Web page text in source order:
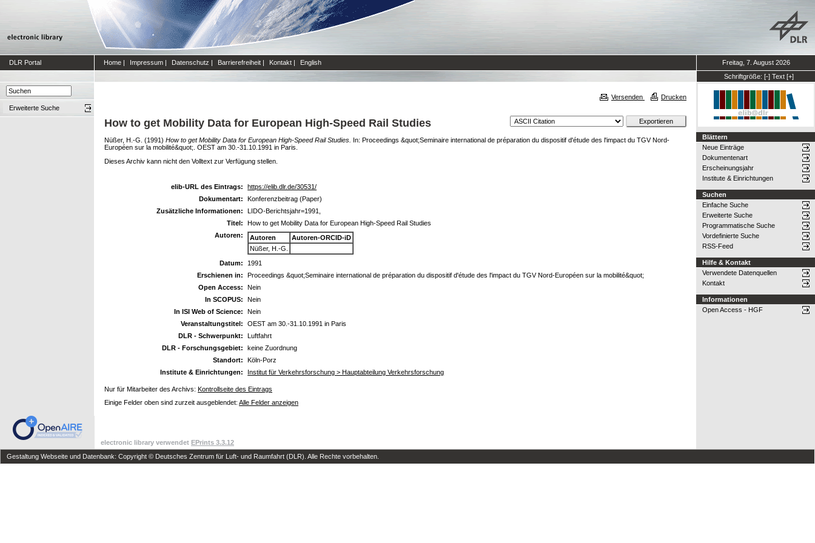
DLR Portal Home | Impressum | Datenschutz | Barrierefreiheit | Kontakt | English
Freitag, 7. August 2026
Schriftgröße: [-] Text [+]
Erweiterte Suche
Versenden Drucken
How to get Mobility Data for European High-Speed Rail Studies
Nüßer, H.-G. (1991) How to get Mobility Data for European High-Speed Rail Studies. In: Proceedings &quot;Seminaire international de préparation du dispositif d'étude des l'impact du TGV Nord-
Européen sur la mobilité&quot;. OEST am 30.-31.10.1991 in Paris.
Dieses Archiv kann nicht den Volltext zur Verfügung stellen.
elib-URL des Eintrags:
https://elib.dlr.de/30531/
Dokumentart:
Konferenzbeitrag (Paper)
Zusätzliche Informationen:
LIDO-Berichtsjahr=1991,
Titel:
How to get Mobility Data for European High-Speed Rail Studies
Autoren:
Autoren
Autoren-ORCID-iD
Nüßer, H.-G.
Datum:
1991
Erschienen in:
Proceedings &quot;Seminaire international de préparation du dispositif d'étude des l'impact du TGV Nord-Européen sur la mobilité&quot;
Open Access:
Nein
In SCOPUS:
Nein
In ISI Web of Science:
Nein
Veranstaltungstitel:
OEST am 30.-31.10.1991 in Paris
DLR - Schwerpunkt:
Luftfahrt
DLR - Forschungsgebiet:
keine Zuordnung
Standort:
Köln-Porz
Institute & Einrichtungen:
Institut für Verkehrsforschung > Hauptabteilung Verkehrsforschung
Nur für Mitarbeiter des Archivs: Kontrollseite des Eintrags
Einige Felder oben sind zurzeit ausgeblendet: Alle Felder anzeigen
Blättern
Neue Einträge
Dokumentenart
Erscheinungsjahr
Institute & Einrichtungen
Suchen
Einfache Suche
Erweiterte Suche
Programmatische Suche
Vordefinierte Suche
RSS-Feed
Hilfe & Kontakt
Verwendete Datenquellen
Kontakt
Informationen
Open Access - HGF
electronic library verwendet EPrints 3.3.12
Gestaltung Webseite und Datenbank: Copyright © Deutsches Zentrum für Luft- und Raumfahrt (DLR). Alle Rechte vorbehalten.